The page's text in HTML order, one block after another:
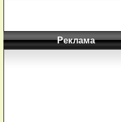
Реклама